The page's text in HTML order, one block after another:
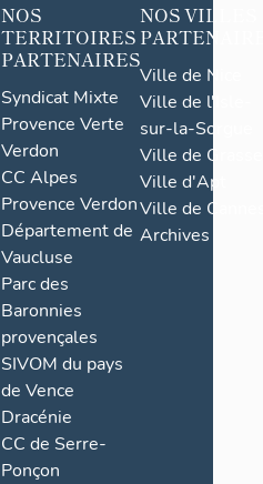
NOS
TERRITOIRES
PARTENAIRES
Syndicat Mixte
Provence Verte
Verdon
CC Alpes
Provence Verdon
Département de
Vaucluse
Parc des
Baronnies
provençales
SIVOM du pays
de Vence
Dracénie
CC de Serre-
Ponçon
NOS VILLES
Ville de Nice
Ville de l'Isle-
sur-la-Sorgue
Ville de Grasse
Ville d'Apt
Ville de
Archives